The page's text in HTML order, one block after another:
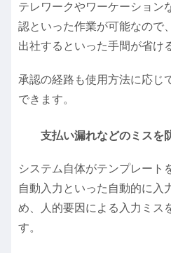
テレワークやワーケーション
認といった作業が可能なので
出社するといった手間が省け
承認の経路も使用方法に応じ
できます。
支払い漏れなどのミスを
システム自体がテンプレート
自動入力といった自動的に入
め、人的要因による入力ミス
す。